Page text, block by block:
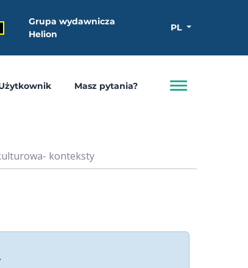
Grupa wydawnicza
Helion
PL
Masz pytania?
konteksty